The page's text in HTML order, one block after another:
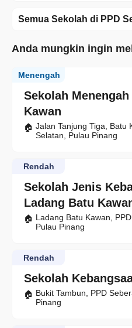
Semua Sekolah di PPD
Anda mungkin ingin
Sekolah
Kawan
Menengah
Jalan Tanjung Tiga, Batu
Selatan, Pulau Pinang
Sekolah Jenis
Ladang Batu
Rendah
Ladang Batu Kawan,
Pulau Pinang
Sekolah
Rendah
Bukit Tambun, PPD
Pinang